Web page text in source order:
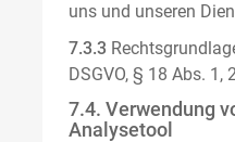
uns und unseren
7.3.3
DSGVO, § 18 Abs. 1,
7.4. Verwendung
Analysetool